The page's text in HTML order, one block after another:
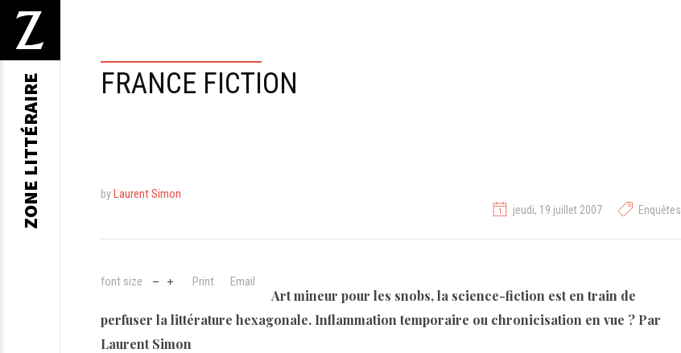
FRANCE FICTION
byLaurent Simon
Enquêtes
jeudi, 19 juillet 2007
font size Print Email
Art mineur pour les snobs, la science-fiction est en train de
perfuser la littérature hexagonale. Inflammation temporaire ou chronicisation en vue ? Par
Laurent Simon
ZONE LITTÉRAIRE